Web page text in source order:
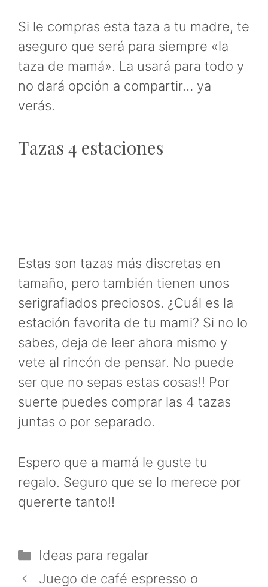
Si le compras esta taza a tu madre, te
aseguro que será para siempre «la
taza de mamá». La usará para todo y
no dará opción a compartir… ya
verás.
Tazas 4 estaciones
Estas son tazas más discretas en
tamaño, pero también tienen unos
serigrafiados preciosos. ¿Cuál es la
estación favorita de tu mami? Si no lo
sabes, deja de leer ahora mismo y
vete al rincón de pensar. No puede
ser que no sepas estas cosas!! Por
suerte puedes comprar las 4 tazas
juntas o por separado.
Espero que a mamá le guste tu
regalo. Seguro que se lo merece por
quererte tanto!!
Categorías
Ideas para regalar
Juego de café espresso o